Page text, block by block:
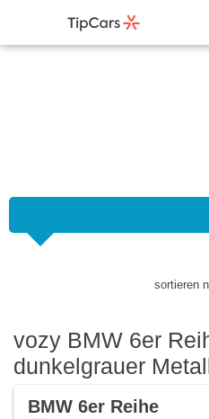
sortieren
vozy BMW 6er
dunkelgrauer
BMW 6er Reihe